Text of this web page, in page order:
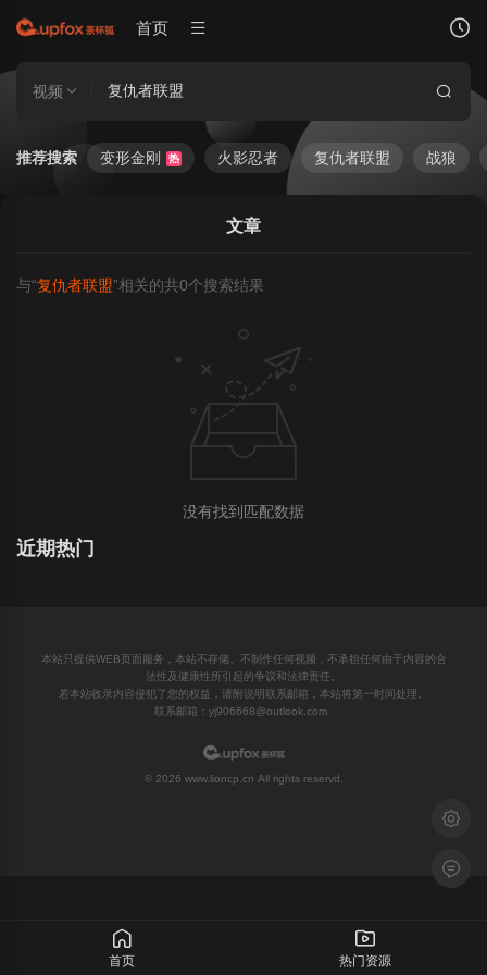
首页
视频
推荐搜索 变形金刚 热 火影忍者 复仇者联盟 战狼
文章
与“复仇者联盟”相关的共0个搜索结果
没有找到匹配数据
近期热门
浅色模
留言反
本站只提供WEB页面服务，本站不存储、不制作任何视频，不承担任何由于内容的合
法性及健康性所引起的争议和法律责任。
若本站收录内容侵犯了您的权益，请附说明联系邮箱，本站将第一时间处理。
联系邮箱：yj906668@outlook.com
© 2026 www.lioncp.cn All rights reservd.
首页 热门资源